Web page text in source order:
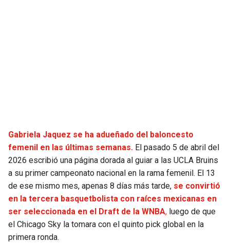
CARDINALS
RAMS
49ERS
SEAHAWKS
MAVERICKS
ROCKETS
GRIZZLIES
PELICANS
Gabriela Jaquez se ha adueñado del baloncesto
femenil en las últimas semanas. El pasado 5 de abril del
2026 escribió una página dorada al guiar a las UCLA Bruins
a su primer campeonato nacional en la rama femenil. El 13
de ese mismo mes, apenas 8 días más tarde, se convirtió
en la tercera basquetbolista con raíces mexicanas en
ser seleccionada en el Draft de la WNBA, luego de que
el Chicago Sky la tomara con el quinto pick global en la
primera ronda.